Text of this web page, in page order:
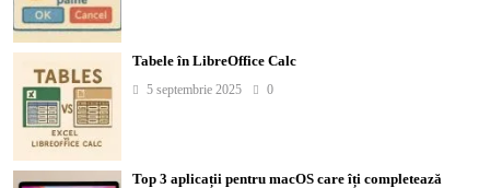
Tabele în LibreOffice Calc
5 septembrie 2025 0
Top 3 aplicații pentru macOS care îți completează